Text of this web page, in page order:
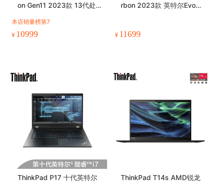
on Gen11 2023款 13代处理
本店销量榜第7
¥ 10999
rbon 2023款 英特尔Evo平
¥ 11699
ThinkPad P17 十代英特尔
ThinkPad T14s AMD锐龙